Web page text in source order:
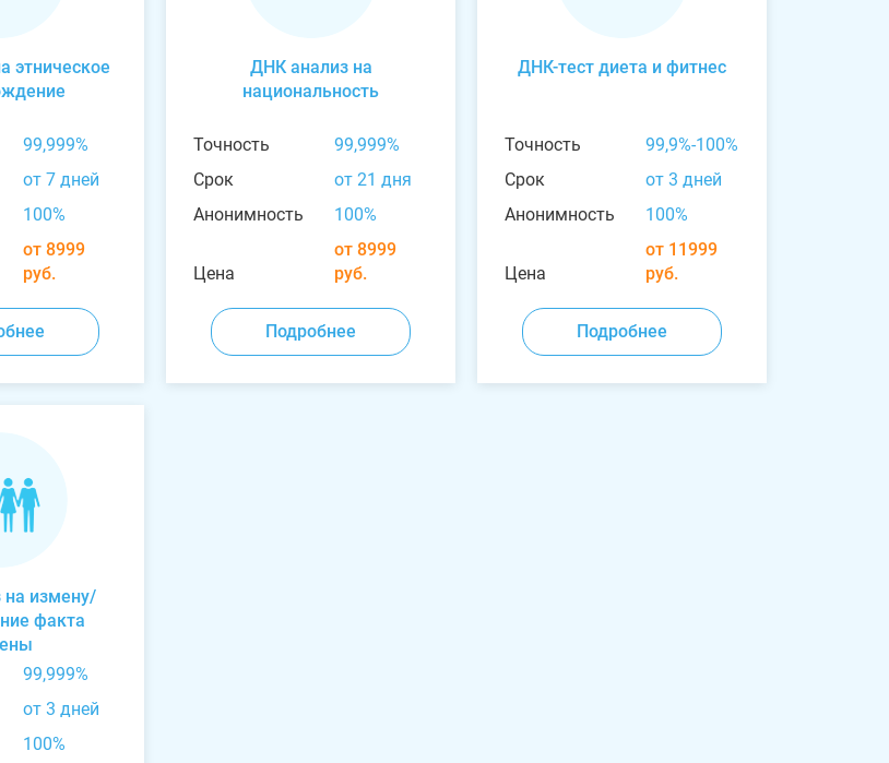
этническое
99,999%
от 7 дней
100%
от 8999
руб.
ДНК анализ на
национальность
Точность
99,999%
Срок
от 21 дня
Анонимность
100%
Цена
от 8999
руб.
Подробнее
ДНК-тест диета и фитнес
Точность
99,9%-100%
Срок
от 3 дней
Анонимность
100%
Цена
от 11999
руб.
Подробнее
измену/
факта
99,999%
от 3 дней
100%